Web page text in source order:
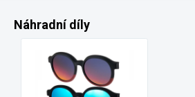
Náhradní díly